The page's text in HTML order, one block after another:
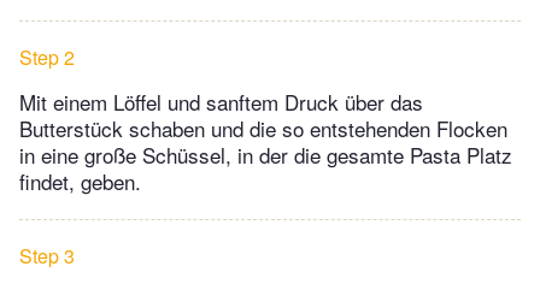
Step 2
Mit einem Löffel und sanftem Druck über das
Butterstück schaben und die so entstehenden Flocken
in eine große Schüssel, in der die gesamte Pasta Platz
findet, geben.
Step 3